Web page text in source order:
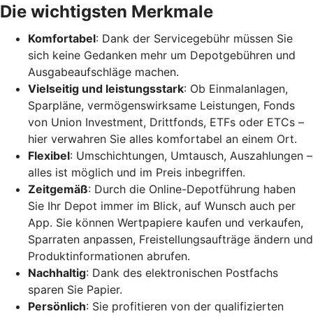
Die wichtigsten Merkmale
Komfortabel: Dank der Servicegebühr müssen Sie
sich keine Gedanken mehr um Depotgebühren und
Ausgabeaufschläge machen.
Vielseitig und leistungsstark: Ob Einmalanlagen,
Sparpläne, vermögenswirksame Leistungen, Fonds
von Union Investment, Drittfonds, ETFs oder ETCs –
hier verwahren Sie alles komfortabel an einem Ort.
Flexibel: Umschichtungen, Umtausch, Auszahlungen –
alles ist möglich und im Preis inbegriffen.
Zeitgemäß: Durch die Online-Depotführung haben
Sie Ihr Depot immer im Blick, auf Wunsch auch per
App. Sie können Wertpapiere kaufen und verkaufen,
Sparraten anpassen, Freistellungsaufträge ändern und
Produktinformationen abrufen.
Nachhaltig: Dank des elektronischen Postfachs
sparen Sie Papier.
Persönlich: Sie profitieren von der qualifizierten